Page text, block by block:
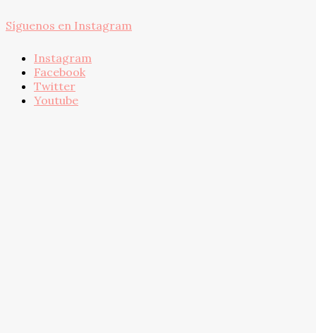
Síguenos en Instagram
Instagram
Facebook
Twitter
Youtube